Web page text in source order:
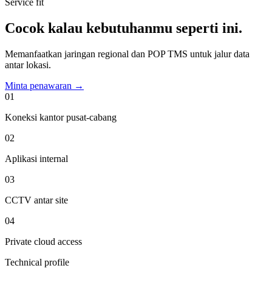
Cocok kalau kebutuhanmu seperti ini.
Memanfaatkan jaringan regional dan POP TMS untuk jalur data
antar lokasi.
Minta penawaran →
01
Koneksi kantor pusat-cabang
02
Aplikasi internal
03
CCTV antar site
04
Private cloud access
Technical profile